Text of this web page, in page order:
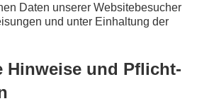
Daten unserer Websitebesucher
und unter Einhaltung der
Hinweise und Pflicht­